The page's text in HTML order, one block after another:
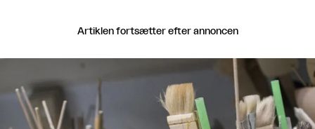
Artiklen fortsætter efter annoncen